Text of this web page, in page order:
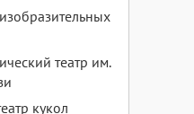
театр им.
кукол